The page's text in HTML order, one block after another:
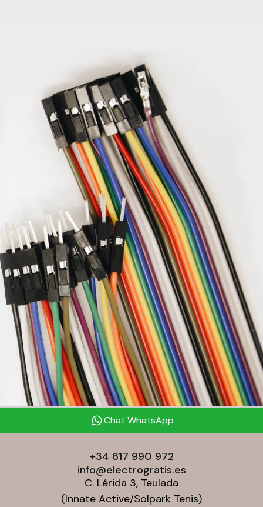
Chat WhatsApp
+34 617 990 972
info@electrogratis.es
C. Lérida 3, Teulada
(Innate Active/Solpark Tenis)